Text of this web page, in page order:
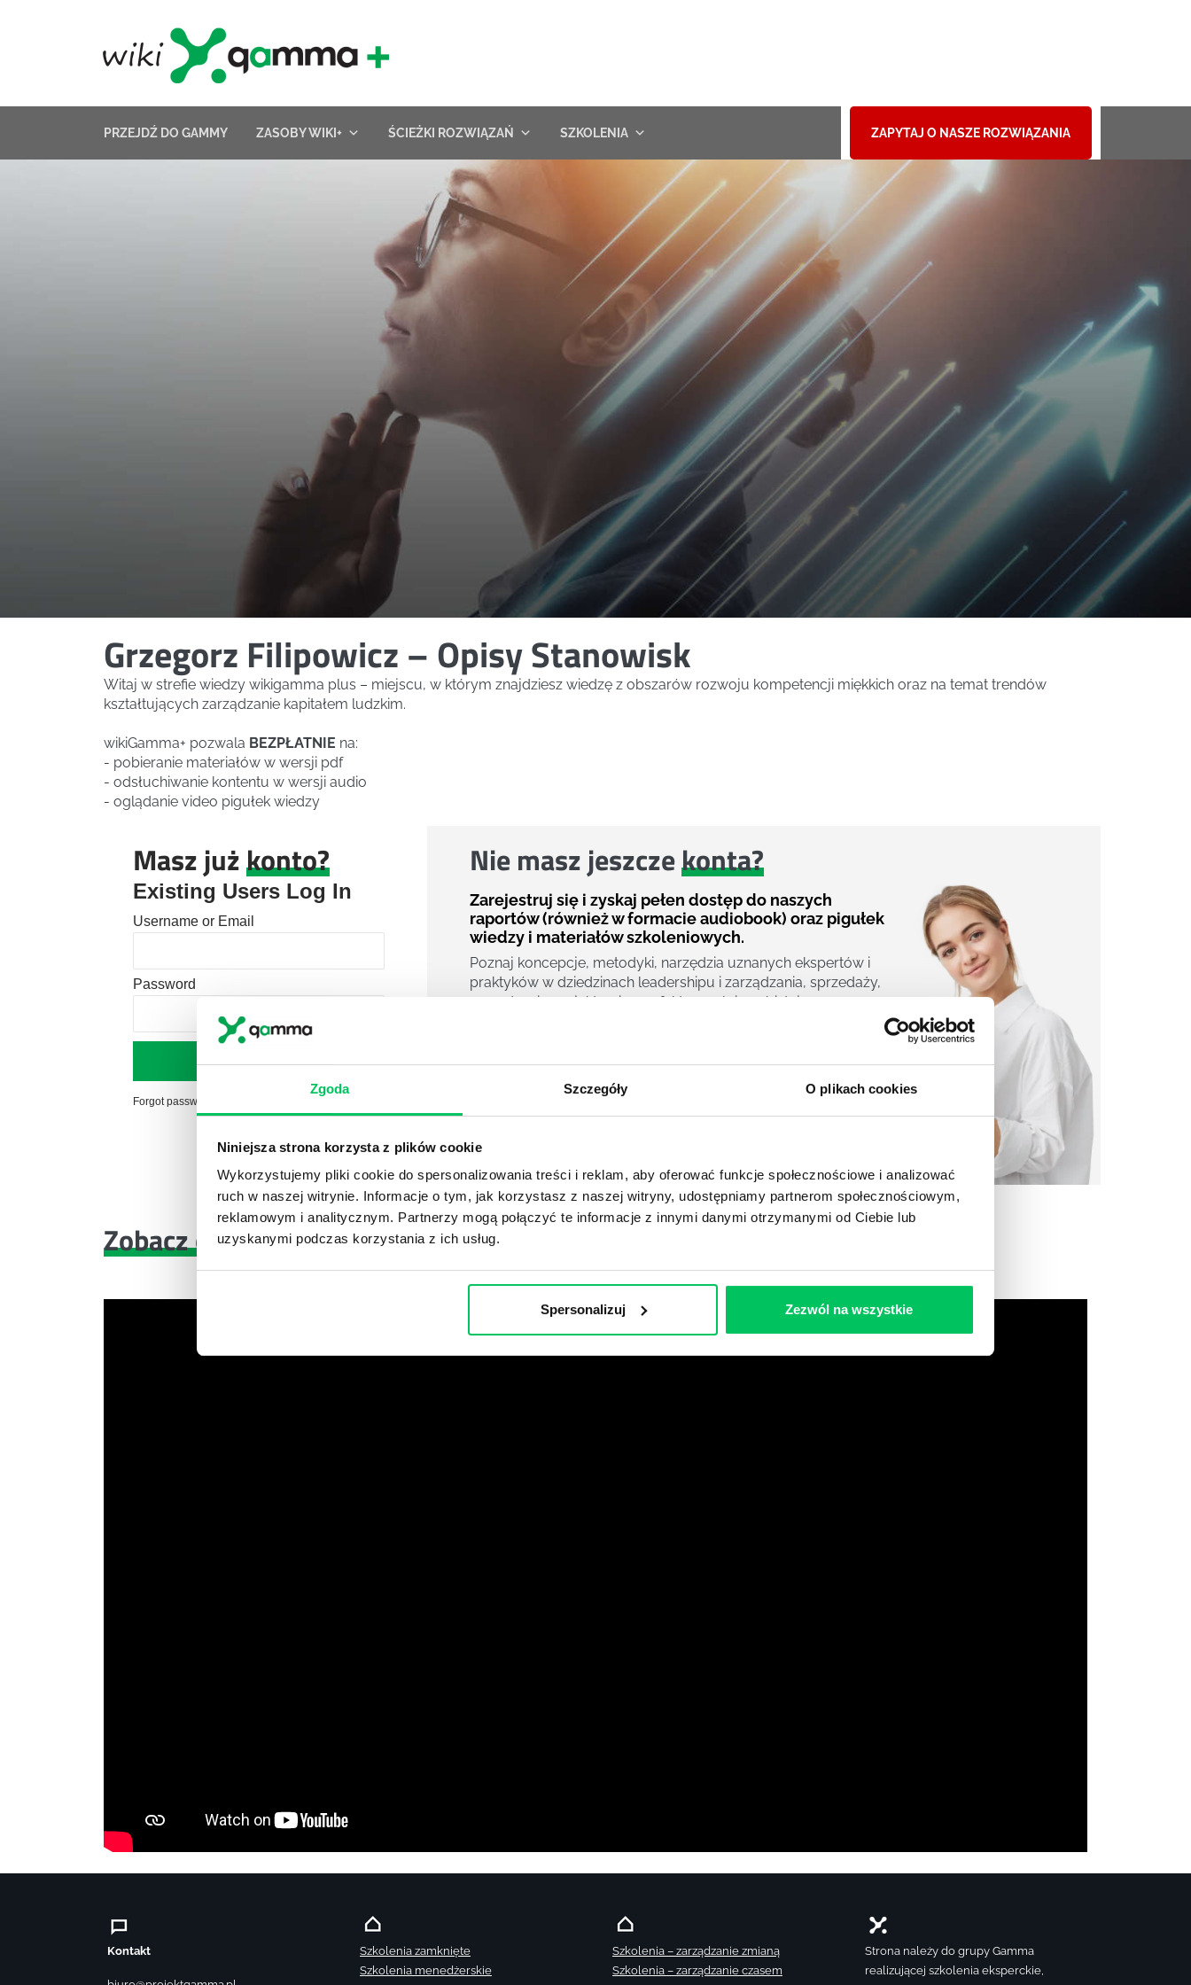
Zgoda Szczegóły O plikach cookies
Niniejsza strona korzysta z plików cookie
Wykorzystujemy pliki cookie do spersonalizowania treści i reklam, aby oferować funkcje społecznościowe i analizować
ruch w naszej witrynie. Informacje o tym, jak korzystasz z naszej witryny, udostępniamy partnerom społecznościowym,
reklamowym i analitycznym. Partnerzy mogą połączyć te informacje z innymi danymi otrzymanymi od Ciebie lub
uzyskanymi podczas korzystania z ich usług.
Spersonalizuj Zezwól na wszystkie
PRZEJDŹ DO GAMMY ZASOBY WIKI+ ŚCIEŻKI ROZWIĄZAŃ SZKOLENIA ZAPYTAJ O NASZE ROZWIĄZANIA
Grzegorz Filipowicz – Opisy Stanowisk
Witaj w strefie wiedzy wikigamma plus – miejscu, w którym znajdziesz wiedzę z obszarów rozwoju kompetencji miękkich oraz na temat trendów
kształtujących zarządzanie kapitałem ludzkim.
wikiGamma+ pozwala BEZPŁATNIE na:
- pobieranie materiałów w wersji pdf
- odsłuchiwanie kontentu w wersji audio
- oglądanie video pigułek wiedzy
Masz jużkonto?
Existing Users Log In
Username or Email
Password
Forgot password?
Nie masz jeszczekonta?
Zarejestruj się i zyskaj pełen dostęp do naszych
raportów (również w formacie audiobook) oraz pigułek
wiedzy i materiałów szkoleniowych.
Poznaj koncepcje, metodyki, narzędzia uznanych ekspertów i
praktyków w dziedzinach leadershipu i zarządzania, sprzedaży,
zarządzania projektami czy efektywności osobistej.
14h nagrań raportów w wersji audiobook
Zobacz co znajdzieszw wikiGamma+
Kontakt
Szkolenia zamknięte
Szkolenia menedżerskie
Szkolenia – zarządzanie zmianą
Szkolenia – zarządzanie czasem
Strona należy do grupy Gamma
realizującej szkolenia eksperckie,